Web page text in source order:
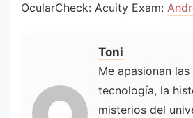
OcularCheck: Acuity Exam:
Toni
Me apasionan
tecnología, la
misterios del